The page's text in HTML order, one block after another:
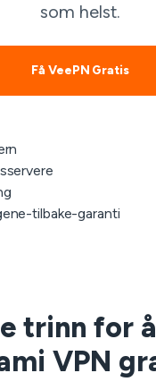
som helst.
Få VeePN Gratis
tilbake-garanti
trinn for
VPN